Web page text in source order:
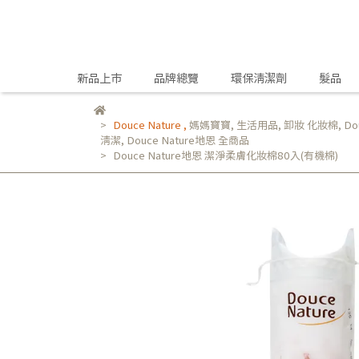
新品上市 品牌總覽 環保清潔劑 髮品
Douce Nature , 媽媽寶寶, 生活用品, 卸妝 化妝棉,
清潔, Douce Nature地恩 全商品
Douce Nature地恩 潔淨柔膚化妝棉80入(有機棉)